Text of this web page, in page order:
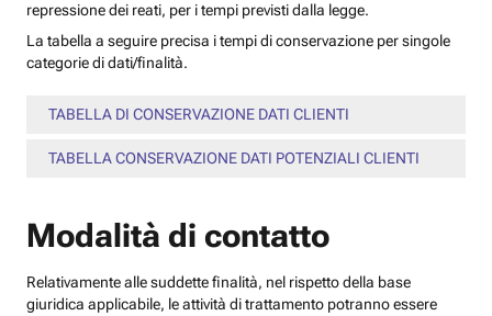
repressione dei reati, per i tempi previsti dalla legge.
La tabella a seguire precisa i tempi di conservazione per singole
categorie di dati/finalità.
TABELLA DI CONSERVAZIONE DATI CLIENTI
TABELLA CONSERVAZIONE DATI POTENZIALI CLIENTI
Modalità di contatto
Relativamente alle suddette finalità, nel rispetto della base
giuridica applicabile, le attività di trattamento potranno essere